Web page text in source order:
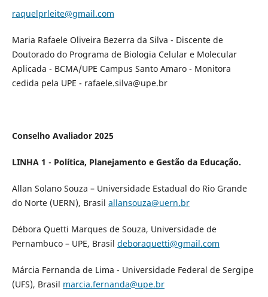
raquelprleite@gmail.com
Maria Rafaele Oliveira Bezerra da Silva - Discente de
Doutorado do Programa de Biologia Celular e Molecular
Aplicada - BCMA/UPE Campus Santo Amaro - Monitora
cedida pela UPE - rafaele.silva@upe.br
Conselho Avaliador 2025
LINHA 1 - Política, Planejamento e Gestão da Educação.
Allan Solano Souza – Universidade Estadual do Rio Grande
do Norte (UERN), Brasil allansouza@uern.br
Débora Quetti Marques de Souza, Universidade de
Pernambuco – UPE, Brasil deboraquetti@gmail.com
Márcia Fernanda de Lima - Universidade Federal de Sergipe
(UFS), Brasil marcia.fernanda@upe.br